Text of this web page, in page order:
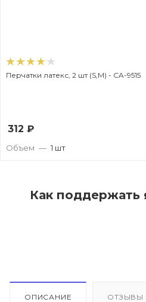
Перчатки латекс, 2 шт (S,M) - CA-9515
312 ₽
Объем — 1 шт
Как поддержать
ОПИСАНИЕ ОТЗЫВЫ